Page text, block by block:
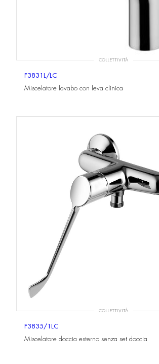
COLLETTIVITÀ
F3831L/LC
Miscelatore lavabo con leva clinica
COLLETTIVITÀ
F3835/1LC
Miscelatore doccia esterno senza set doccia